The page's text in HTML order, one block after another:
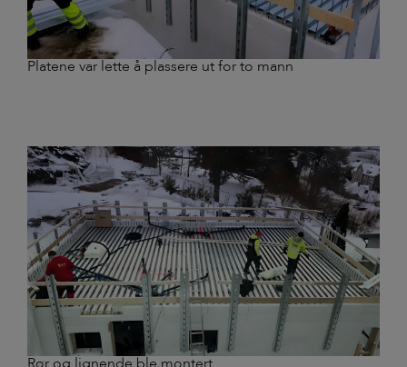
Platene var lette å plassere ut for to mann